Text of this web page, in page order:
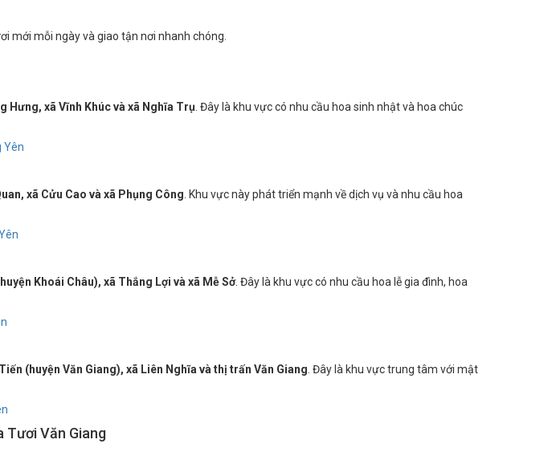
mới mỗi ngày và giao tận nơi nhanh chóng.
Khoái Châu), xã Thắng Lợi và xã Mễ Sở
Văn Giang